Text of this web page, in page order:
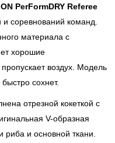
PerFormDRY Referee
соревнований команд.
материала с
хорошие
воздух. Модель
сохнет.
отрезной кокеткой с
V-образная
и основной ткани.